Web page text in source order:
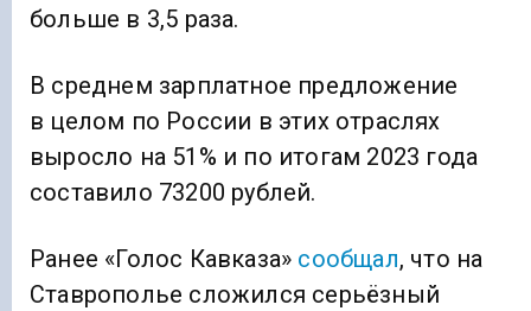
больше в 3,5 раза.
В среднем зарплатное предложение
в целом по России в этих отраслях
выросло на 51% и по итогам 2023 года
составило 73200 рублей.
Ранее «Голос Кавказа» сообщал, что на
Ставрополье сложился серьёзный